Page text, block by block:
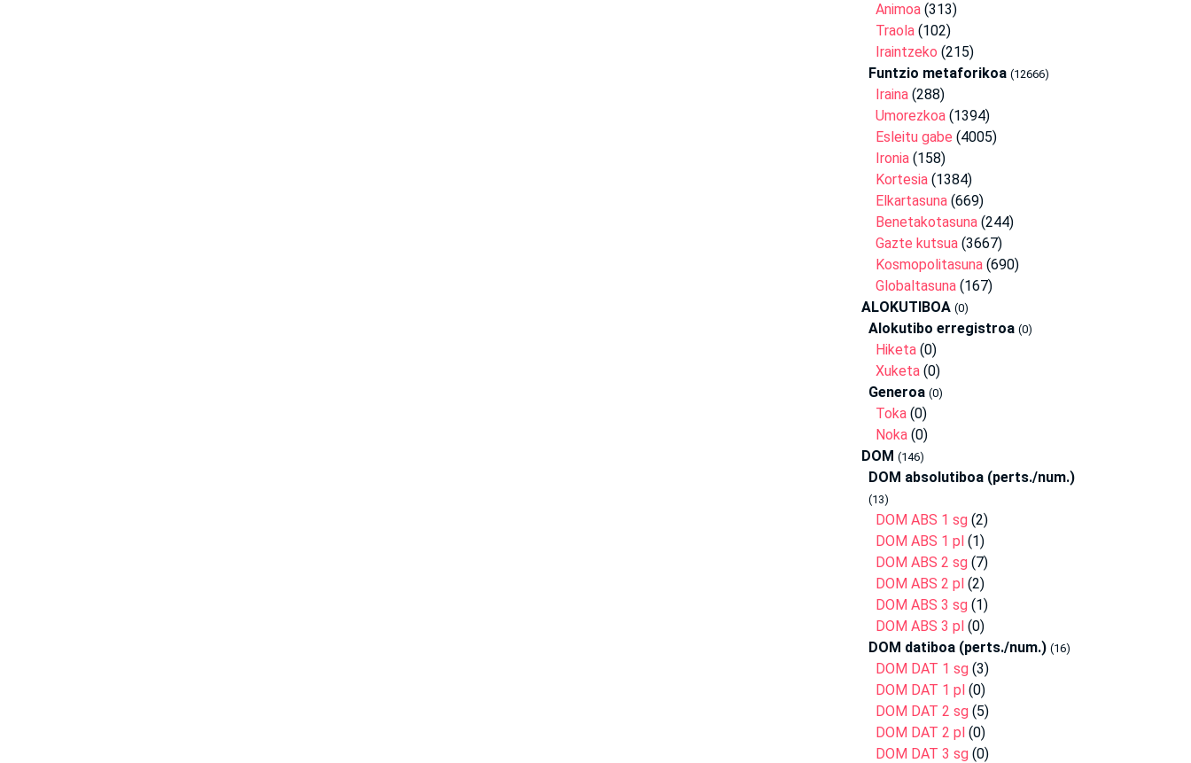
Animoa (313)
Traola (102)
Iraintzeko (215)
Funtzio metaforikoa (12666)
Iraina (288)
Umorezkoa (1394)
Esleitu gabe (4005)
Ironia (158)
Kortesia (1384)
Elkartasuna (669)
Benetakotasuna (244)
Gazte kutsua (3667)
Kosmopolitasuna (690)
Globaltasuna (167)
ALOKUTIBOA (0)
Alokutibo erregistroa (0)
Hiketa (0)
Xuketa (0)
Generoa (0)
Toka (0)
Noka (0)
DOM (146)
DOM absolutiboa (perts./num.)
(13)
DOM ABS 1 sg (2)
DOM ABS 1 pl (1)
DOM ABS 2 sg (7)
DOM ABS 2 pl (2)
DOM ABS 3 sg (1)
DOM ABS 3 pl (0)
DOM datiboa (perts./num.) (16)
DOM DAT 1 sg (3)
DOM DAT 1 pl (0)
DOM DAT 2 sg (5)
DOM DAT 2 pl (0)
DOM DAT 3 sg (0)